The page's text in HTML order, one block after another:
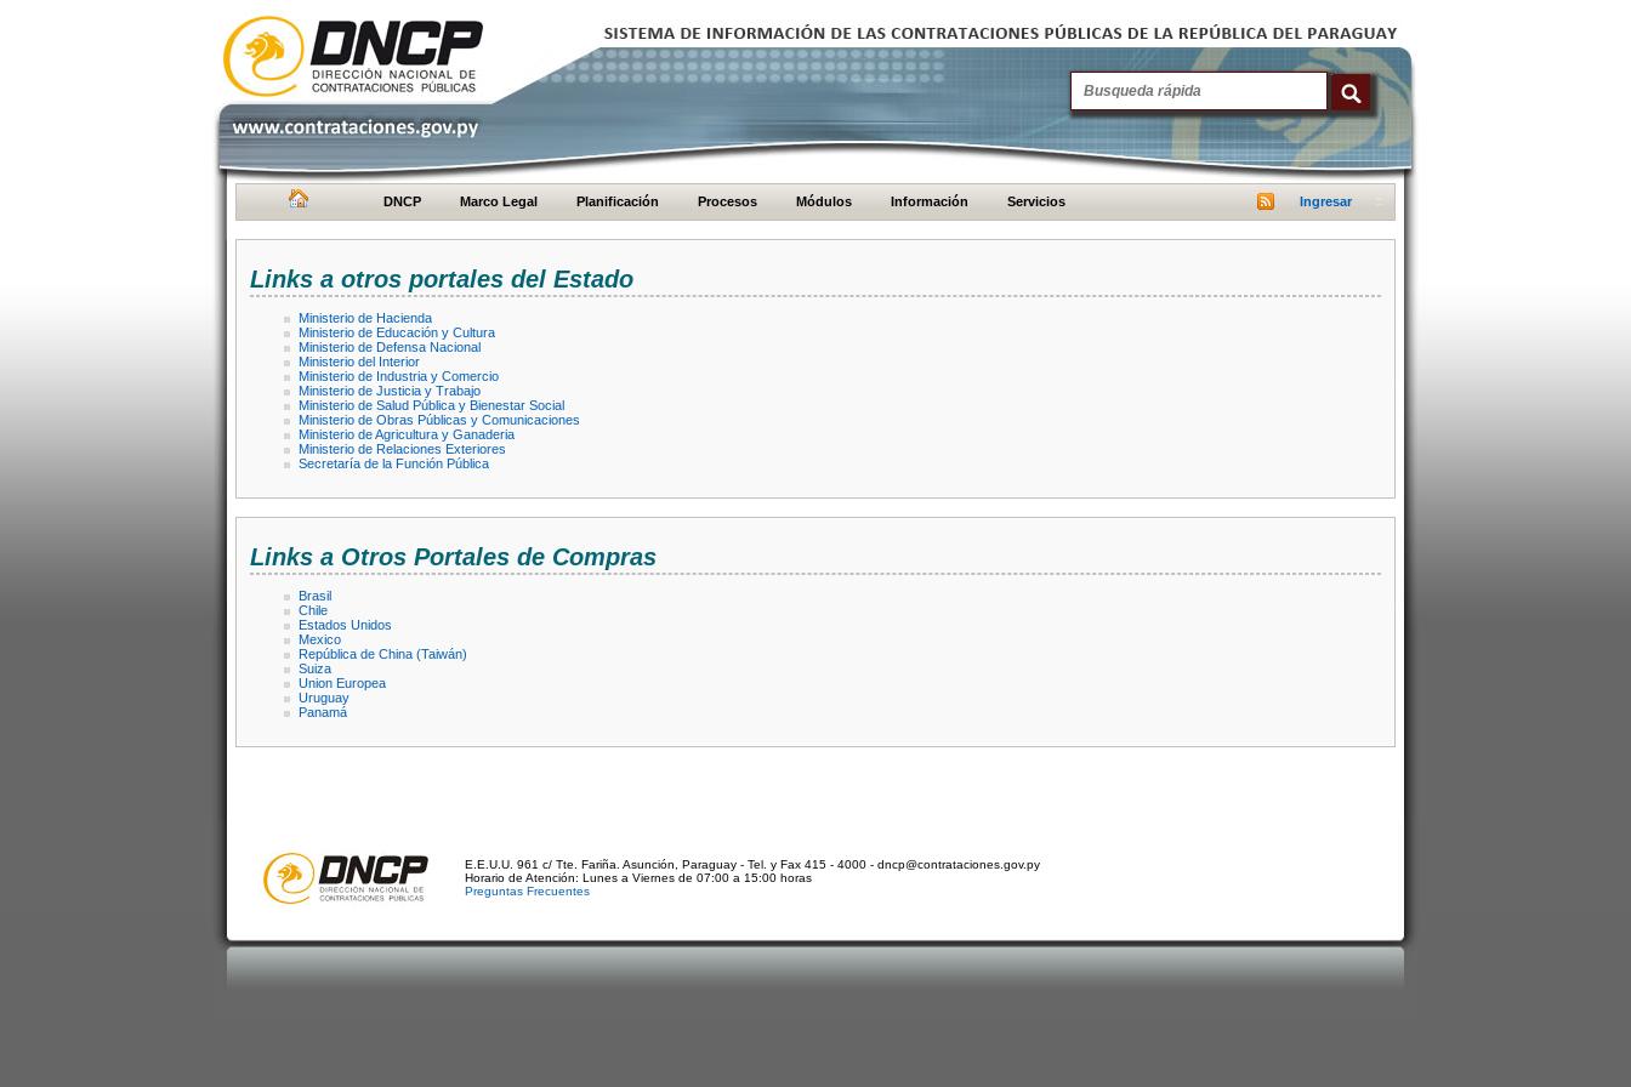
DNCP Marco Legal Planificación Procesos Módulos Información Servicios Ingresar
Links a otros portales del Estado
Ministerio de Hacienda
Ministerio de Educación y Cultura
Ministerio de Defensa Nacional
Ministerio del Interior
Ministerio de Industria y Comercio
Ministerio de Justicia y Trabajo
Ministerio de Salud Pública y Bienestar Social
Ministerio de Obras Públicas y Comunicaciones
Ministerio de Agricultura y Ganaderia
Ministerio de Relaciones Exteriores
Secretaría de la Función Pública
Links a Otros Portales de Compras
Brasil
Chile
Estados Unidos
Mexico
República de China (Taiwán)
Suiza
Union Europea
Uruguay
Panamá
E.E.U.U. 961 c/ Tte. Fariña. Asunción, Paraguay - Tel. y Fax 415 - 4000 - dncp@contrataciones.gov.py
Horario de Atención: Lunes a Viernes de 07:00 a 15:00 horas
Preguntas Frecuentes